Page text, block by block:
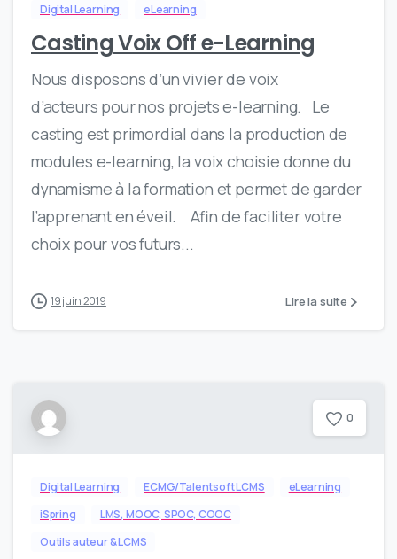
Digital Learning eLearning
Casting Voix Off e-Learning
Nous disposons d’un vivier de voix
d’acteurs pour nos projets e-learning. Le
casting est primordial dans la production de
modules e-learning, la voix choisie donne du
dynamisme à la formation et permet de garder
l’apprenant en éveil. Afin de faciliter votre
choix pour vos futurs...
19 juin 2019 Lire la suite
0
Digital Learning ECMG/Talentsoft LCMS
eLearning
iSpring
LMS, MOOC, SPOC, COOC
Outils auteur & LCMS